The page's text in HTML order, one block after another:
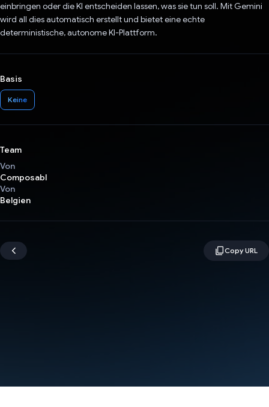
einbringen oder die KI entscheiden lassen, was sie tun soll. Mit Gemini
wird all dies automatisch erstellt und bietet eine echte
deterministische, autonome KI-Plattform.
Basis
Keine
Team
Von
Composabl
Von
Belgien